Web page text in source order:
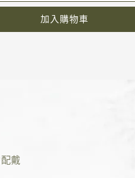
加入購物車
戴